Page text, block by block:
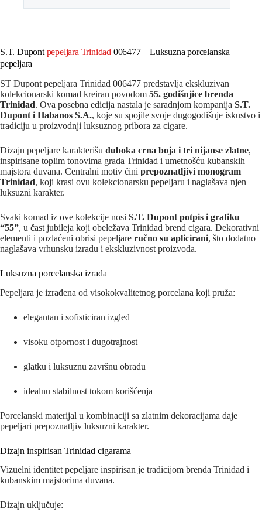
S.T. Dupont pepeljara Trinidad 006477 – Luksuzna porcelanska
pepeljara
ST Dupont pepeljara Trinidad 006477 predstavlja ekskluzivan
kolekcionarski komad kreiran povodom 55. godišnjice brenda
Trinidad. Ova posebna edicija nastala je saradnjom kompanija S.T.
Dupont i Habanos S.A., koje su spojile svoje dugogodišnje iskustvo i
tradiciju u proizvodnji luksuznog pribora za cigare.
Dizajn pepeljare karakterišu duboka crna boja i tri nijanse zlatne,
inspirisane toplim tonovima grada Trinidad i umetnošću kubanskih
majstora duvana. Centralni motiv čini prepoznatljivi monogram
Trinidad, koji krasi ovu kolekcionarsku pepeljaru i naglašava njen
luksuzni karakter.
Svaki komad iz ove kolekcije nosi S.T. Dupont potpis i grafiku
“55”, u čast jubileja koji obeležava Trinidad brend cigara. Dekorativni
elementi i pozlaćeni obrisi pepeljare ručno su aplicirani, što dodatno
naglašava vrhunsku izradu i ekskluzivnost proizvoda.
Luksuzna porcelanska izrada
Pepeljara je izrađena od visokokvalitetnog porcelana koji pruža:
elegantan i sofisticiran izgled
visoku otpornost i dugotrajnost
glatku i luksuznu završnu obradu
idealnu stabilnost tokom korišćenja
Porcelanski materijal u kombinaciji sa zlatnim dekoracijama daje
pepeljari prepoznatljiv luksuzni karakter.
Dizajn inspirisan Trinidad cigarama
Vizuelni identitet pepeljare inspirisan je tradicijom brenda Trinidad i
kubanskim majstorima duvana.
Dizajn uključuje: